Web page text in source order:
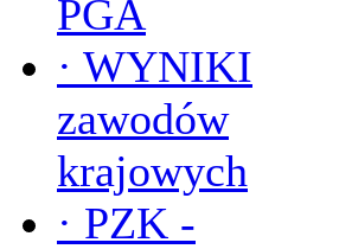
PGA
· WYNIKI
zawodów
krajowych
· PZK -